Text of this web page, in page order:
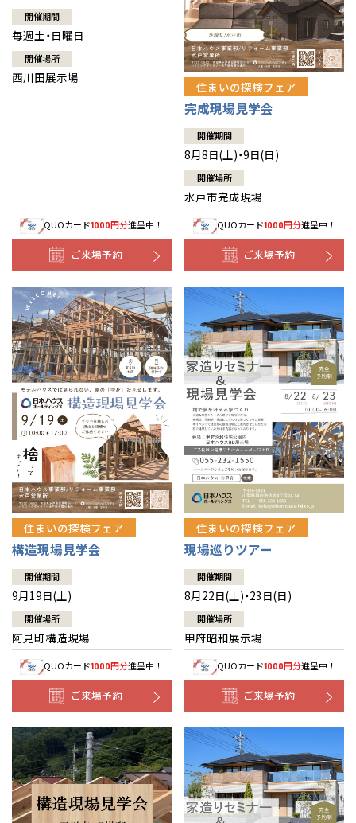
開催期間
毎週土・日曜日
開催場所
西川田展示場
QUOカード1000円分進呈中！
ご来場予約
住まいの探検フェア
完成現場見学会
開催期間
8月8日(土)・9日(日)
開催場所
水戸市完成現場
QUOカード1000円分進呈中！
ご来場予約
住まいの探検フェア
構造現場見学会
開催期間
9月19日(土)
開催場所
阿見町構造現場
QUOカード1000円分進呈中！
ご来場予約
住まいの探検フェア
現場巡りツアー
開催期間
8月22日(土)・23日(日)
開催場所
甲府昭和展示場
QUOカード1000円分進呈中！
ご来場予約